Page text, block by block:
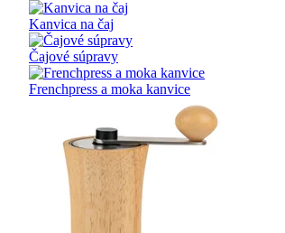
Kanvica na čaj
Čajové súpravy
Frenchpress a moka kanvice